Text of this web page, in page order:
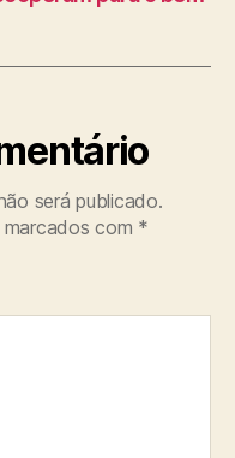
será publicado.
com *